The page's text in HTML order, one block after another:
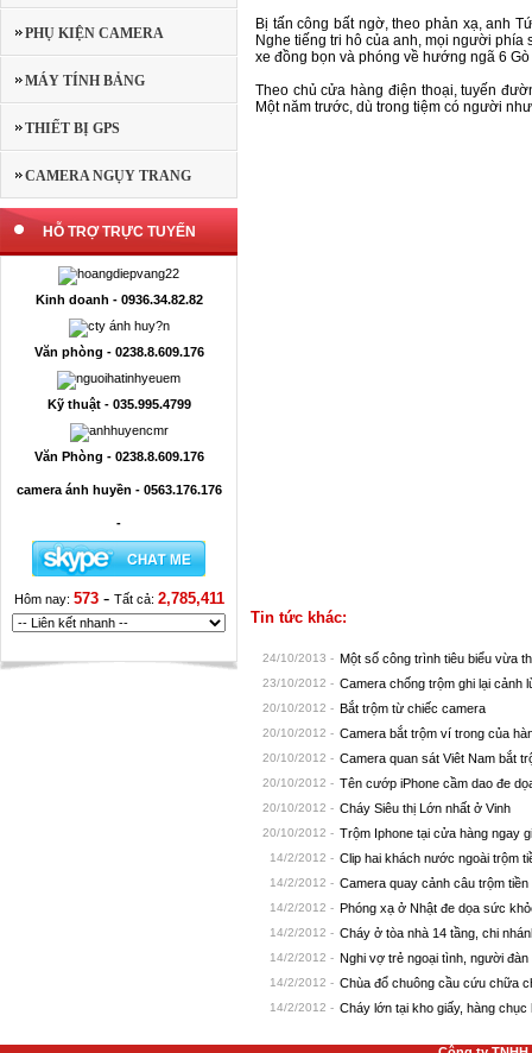
PHỤ KIỆN CAMERA
MÁY TÍNH BẢNG
THIẾT BỊ GPS
CAMERA NGỤY TRANG
HỖ TRỢ TRỰC TUYẾN
Kinh doanh - 0936.34.82.82
Văn phòng - 0238.8.609.176
Kỹ thuật - 035.995.4799
Văn Phòng - 0238.8.609.176
camera ánh huyền - 0563.176.176
-
Hôm nay: 573- Tất cả: 2,785,411
Bị tấn công bất ngờ, theo phản xạ, anh
Nghe tiếng tri hô của anh, mọi người
xe đồng bọn và phóng về hướng ngã 6
Theo chủ cửa hàng điện thoại, tuyến
Một năm trước, dù trong tiệm có người
Tin tức khác:
24/10/2013 - Một số công trình tiêu biểu vừa
23/10/2012 - Camera chống trộm ghi lại cảnh
20/10/2012 - Bắt trộm từ chiếc camera
20/10/2012 - Camera bắt trộm ví trong của
20/10/2012 - Camera quan sát Viêt Nam bắt
20/10/2012 - Tên cướp iPhone cầm dao đe
20/10/2012 - Cháy Siêu thị Lớn nhất ở Vinh
20/10/2012 - Trộm Iphone tại cửa hàng ngay
14/2/2012 - Clip hai khách nước ngoài trộm
14/2/2012 - Camera quay cảnh câu trộm
14/2/2012 - Phóng xạ ở Nhật đe dọa sức
14/2/2012 - Cháy ở tòa nhà 14 tầng, chi
14/2/2012 - Nghi vợ trẻ ngoại tình, người đàn
14/2/2012 - Chùa đổ chuông cầu cứu chữa
14/2/2012 - Cháy lớn tại kho giấy, hàng chục